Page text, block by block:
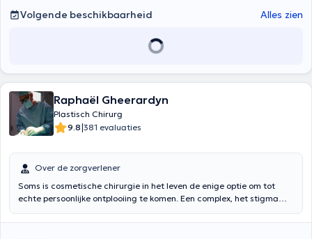
Volgende beschikbaarheid Alles zien
Raphaël Gheerardyn
Plastisch Chirurg
9.8|381 evaluaties
Over de zorgverlener
Soms is cosmetische chirurgie in het leven de enige optie om tot
echte persoonlijke ontplooiing te komen. Een complex, het stigma
tijds af te remmen of de littekens van een ziekte of een ongeval te